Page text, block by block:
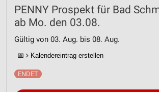
PENNY Prospekt für Bad
ab Mo. den 03.08.
Gültig von 03. Aug. bis 08. Aug.
📅 Kalendereintrag erstellen